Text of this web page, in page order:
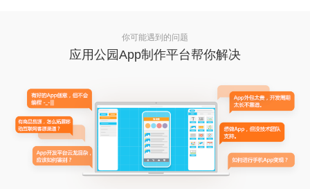
你可能遇到的问题
应用公园App制作平台帮你解决